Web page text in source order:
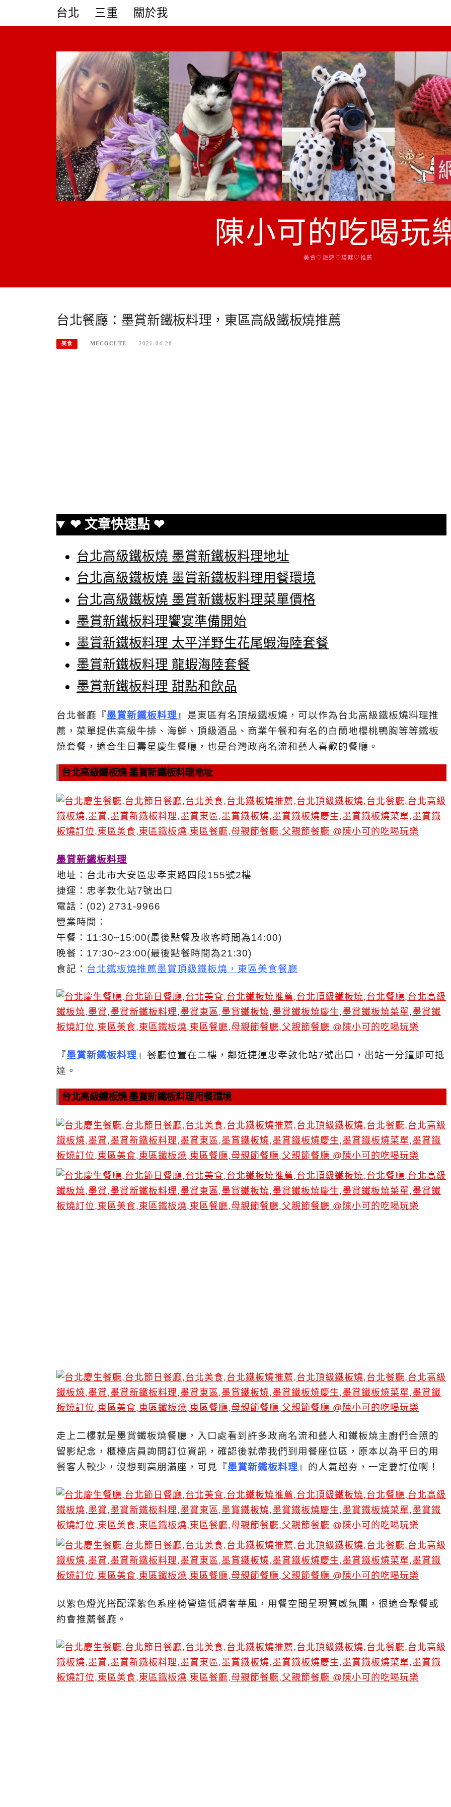
台北 三重 關於我
陳小可的吃喝玩
美食♡旅遊♡貓咪♡推薦
台北餐廳：墨賞新鐵板料理，東區高級鐵板燒推薦
美食 MECOCUTE 2021-04-28
❤ 文章快速點 ❤
台北高級鐵板燒 墨賞新鐵板料理地址
台北高級鐵板燒 墨賞新鐵板料理用餐環境
台北高級鐵板燒 墨賞新鐵板料理菜單價格
墨賞新鐵板料理饗宴準備開始
墨賞新鐵板料理 太平洋野生花尾蝦海陸套餐
墨賞新鐵板料理 龍蝦海陸套餐
墨賞新鐵板料理 甜點和飲品
台北餐廳『墨賞新鐵板料理』是東區有名頂級鐵板燒，可以作為台北高級鐵板燒料理推
薦，菜單提供高級牛排、海鮮、頂級酒品、商業午餐和有名的白蘭地櫻桃鴨胸等等鐵板
燒套餐，適合生日壽星慶生餐廳，也是台灣政商名流和藝人喜歡的餐廳。
台北高級鐵板燒 墨賞新鐵板料理地址
墨賞新鐵板料理
地址：台北市大安區忠孝東路四段155號2樓
捷運：忠孝敦化站7號出口
電話：(02) 2731-9966
營業時間：
午餐：11:30~15:00(最後點餐及收客時間為14:00)
晚餐：17:30~23:00(最後點餐時間為21:30)
食記： 台北鐵板燒推薦墨賞頂級鐵板燒，東區美食餐廳
『墨賞新鐵板料理』餐廳位置在二樓，鄰近捷運忠孝敦化站7號出口，出站一分鐘即可抵
達。
台北高級鐵板燒 墨賞新鐵板料理用餐環境
走上二樓就是墨賞鐵板燒餐廳，入口處看到許多政商名流和藝人和鐵板燒主廚們合照的
留影紀念，櫃檯店員詢問訂位資訊，確認後就帶我們到用餐座位區，原本以為平日的用
餐客人較少，沒想到高朋滿座，可見『墨賞新鐵板料理』的人氣超夯，一定要訂位啊！
以紫色燈光搭配深紫色系座椅營造低調奢華風，用餐空間呈現質感氛圍，很適合聚餐或
約會推薦餐廳。